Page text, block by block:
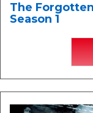
The
Season 1